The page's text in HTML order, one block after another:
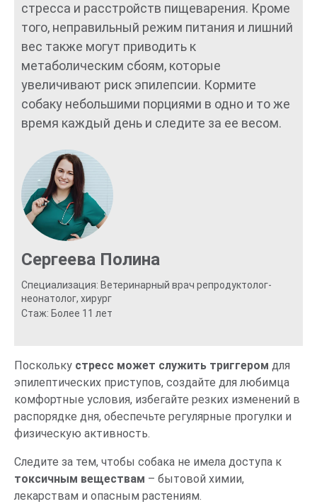
стресса и расстройств пищеварения. Кроме
того, неправильный режим питания и лишний
вес также могут приводить к
метаболическим сбоям, которые
увеличивают риск эпилепсии. Кормите
собаку небольшими порциями в одно и то же
время каждый день и следите за ее весом.
Сергеева Полина
Специализация: Ветеринарный врач репродуктолог-
неонатолог, хирург
Стаж: Более 11 лет
Поскольку стресс может служить триггером для
эпилептических приступов, создайте для любимца
комфортные условия, избегайте резких изменений в
распорядке дня, обеспечьте регулярные прогулки и
физическую активность.
Следите за тем, чтобы собака не имела доступа к
токсичным веществам – бытовой химии,
лекарствам и опасным растениям.